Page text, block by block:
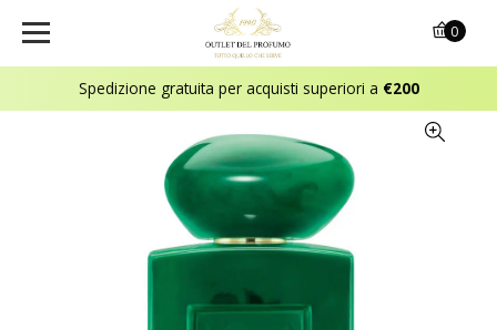
Spedizione gratuita per acquisti superiori a €200
0